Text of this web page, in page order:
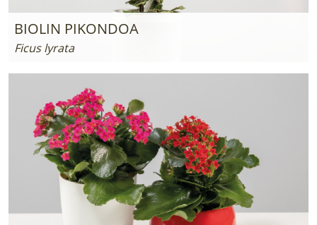
BIOLIN PIKONDOA
Ficus lyrata